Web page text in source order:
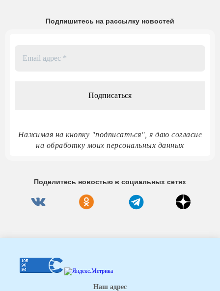
Подпишитесь на рассылку новостей
Нажимая на кнопку "подписаться", я даю согласие
на обработку моих персональных данных
Поделитесь новостью в социальных сетях
Наш адрес